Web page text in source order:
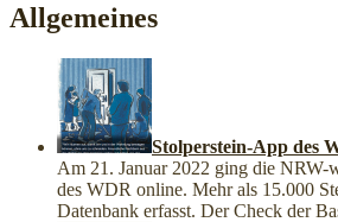
Allgemeines
Stolperstein-App des
Am 21. Januar 2022 ging die NRW-
des WDR online. Mehr als 15.000
Datenbank erfasst. Der Check der